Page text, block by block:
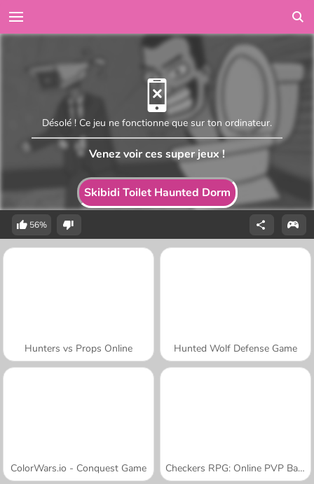
Skibidi Toilet Haunted Dorm
Désolé ! Ce jeu ne fonctionne que sur ton ordinateur.
Venez voir ces super jeux !
56%
Hunters vs Props Online Hunted Wolf Defense Game
ColorWars.io - Conquest Game Checkers RPG: Online PVP Battle